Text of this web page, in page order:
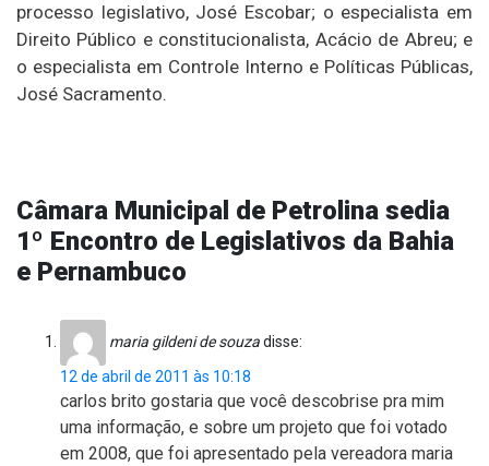
processo legislativo, José Escobar; o especialista em
Direito Público e constitucionalista, Acácio de Abreu; e
o especialista em Controle Interno e Políticas Públicas,
José Sacramento.
Câmara Municipal de Petrolina sedia
1º Encontro de Legislativos da Bahia
e Pernambuco
maria gildeni de souzadisse:
12 de abril de 2011 às 10:18
carlos brito gostaria que você descobrise pra mim
uma informação, e sobre um projeto que foi votado
em 2008, que foi apresentado pela vereadora maria